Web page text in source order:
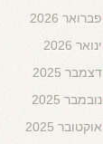
פברואר 2026
ינואר 2026
דצמבר 2025
נובמבר 2025
אוקטובר 2025